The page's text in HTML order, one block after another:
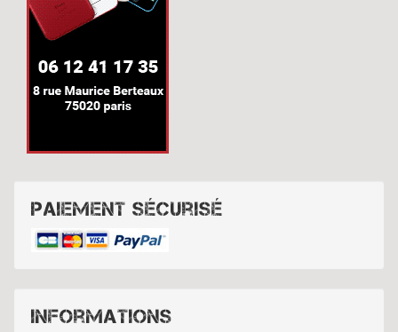
Paiement sécurisé
Informations